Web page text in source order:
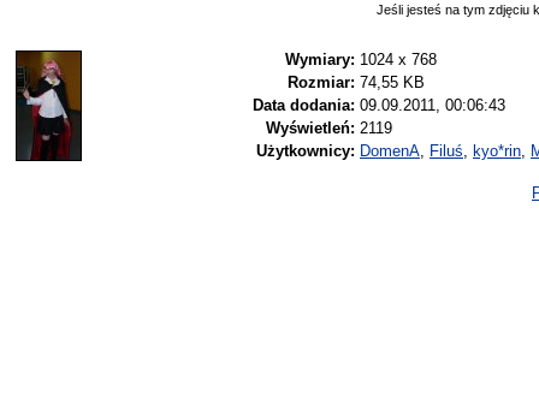
Jeśli jesteś na tym zdjęciu
Wymiary: 1024 x 768
Rozmiar: 74,55 KB
Data dodania: 09.09.2011, 00:06:43
Wyświetleń: 2119
Użytkownicy: DomenA Filuś kyo*rin